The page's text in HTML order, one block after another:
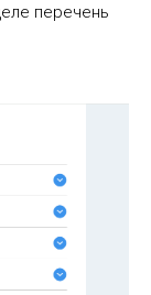
перечень